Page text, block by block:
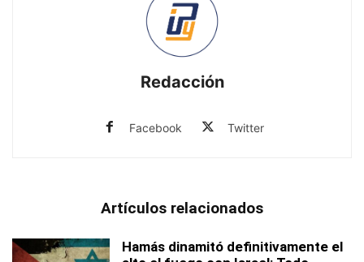
Redacción
Facebook Twitter
Artículos relacionados
Hamás dinamitó definitivamente el